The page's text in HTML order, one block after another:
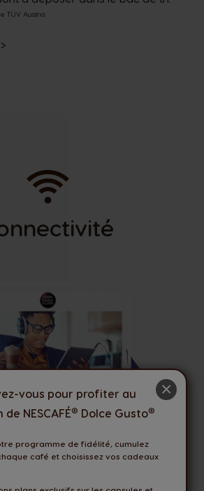
TÜV Austria
>
×
vous pour profiter au
NESCAFÉ® Dolce Gusto®
programme de fidélité, cumulez
café et choisissez vos cadeaux